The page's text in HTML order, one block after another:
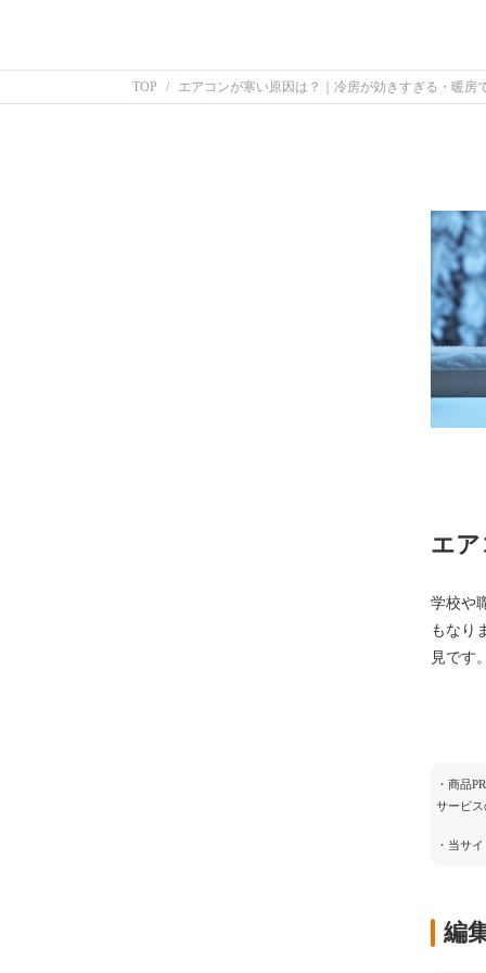
TOP エアコンが寒い原因は？｜冷房が効きすぎる・暖房
エ
学校や
もなり
見です
・商品
サービ
・当サ
編